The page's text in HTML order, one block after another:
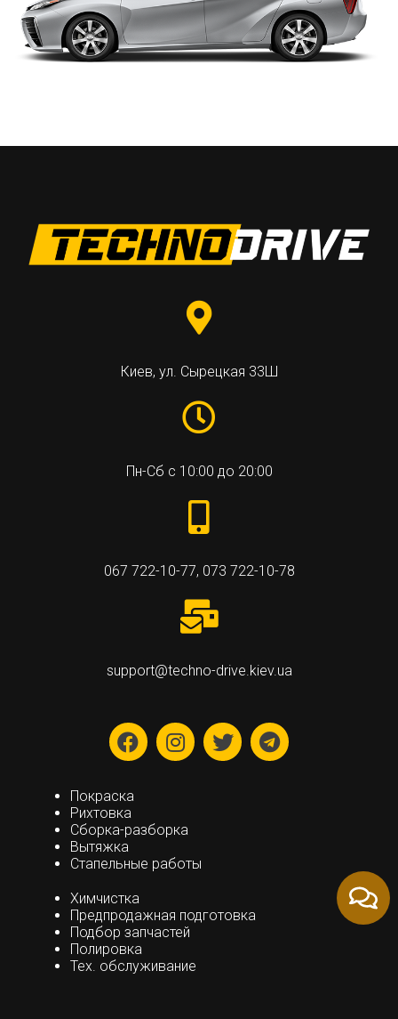
Киев, ул. Сырецкая 33Ш
Пн-Сб с 10:00 до 20:00
067 722-10-77, 073 722-10-78
support@techno-drive.kiev.ua
Покраска
Рихтовка
Сборка-разборка
Вытяжка
Стапельные работы
Химчистка
Предпродажная подготовка
Подбор запчастей
Полировка
Тех. обслуживание